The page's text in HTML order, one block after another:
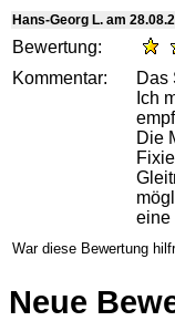
Hans-Georg L. am
Bewertung:
Kommentar:
Das
Ich
Die
eine
War diese Bewertung
Neue